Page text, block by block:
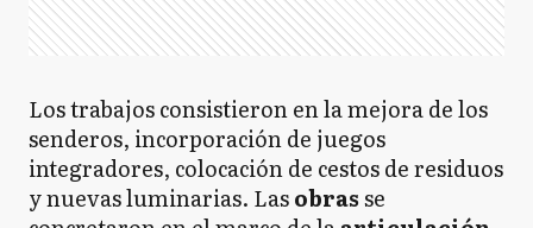
Los trabajos consistieron en la mejora de los
senderos, incorporación de juegos
integradores, colocación de cestos de residuos
y nuevas luminarias. Lasobrasse